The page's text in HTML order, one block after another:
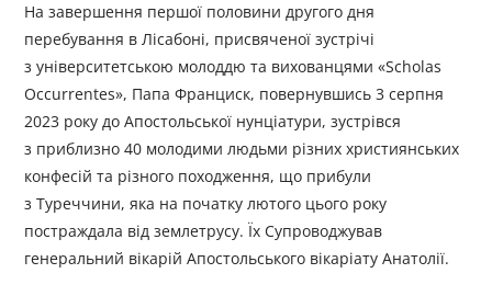
На завершення першої половини другого дня
перебування в Лісабоні, присвяченої зустрічі
з університетською молоддю та вихованцями «Scholas
Occurrentes», Папа Франциск, повернувшись 3 серпня
2023 року до Апостольської нунціатури, зустрівся
з приблизно 40 молодими людьми різних християнських
конфесій та різного походження, що прибули
з Туреччини, яка на початку лютого цього року
постраждала від землетрусу. Їх Супроводжував
генеральний вікарій Апостольського вікаріату Анатолії.